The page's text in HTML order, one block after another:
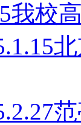
我校